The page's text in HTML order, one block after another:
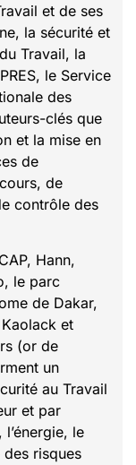
et de ses
la sécurité et
Travail, la
le Service
des
clés que
et la mise en
de
de
contrôle des
Hann,
le parc
de Dakar,
et
(or de
un
au Travail
et par
le
risques